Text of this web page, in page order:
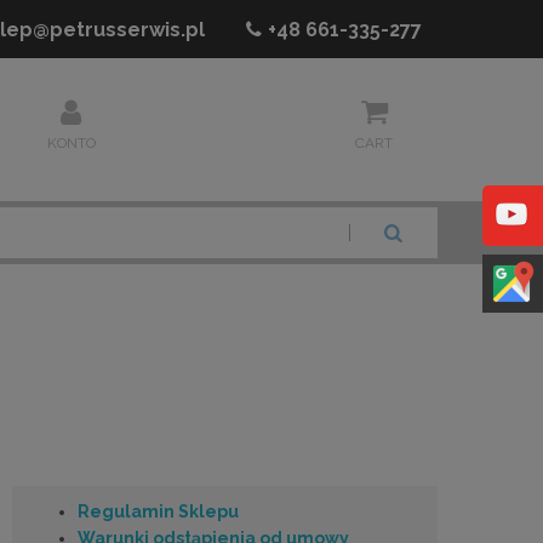
+48 661-335-277
KONTO CART
Regulamin Sklepu
Warunki odstąpienia od umowy